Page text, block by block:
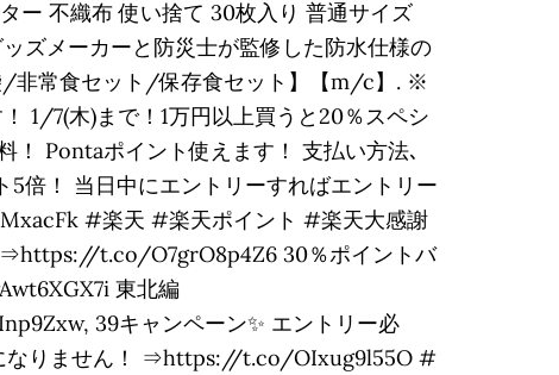
ー 不織布 使い捨て 30枚入り 普通サイズ
ズメーカーと防災士が監修した防水仕様の
非常食セット/保存食セット】【m/c】. ※
1/7(木)まで！1万円以上買うと20％スペシ
Pontaポイント使えます！ 支払い方法､
倍！ 当日中にエントリーすればエントリー
#楽天 #楽天ポイント #楽天大感謝
t.co/O7grO8p4Z6 30％ポイントバ
東北編
39キャンペーン✨ エントリー必
になりません！ ⇒https://t.co/OIxug9l55O #